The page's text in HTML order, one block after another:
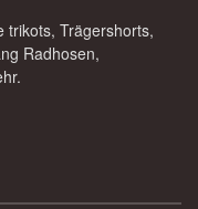
trikots, Trägershorts,
Radhosen,